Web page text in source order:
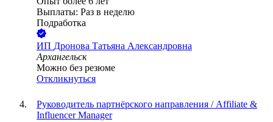
Выплаты: Раз в неделю
Подработка
ИП Дронова Татьяна Александровна
Архангельск
Можно без резюме
Откликнуться
Руководитель партнёрского направления / Affiliate &
Influencer Manager